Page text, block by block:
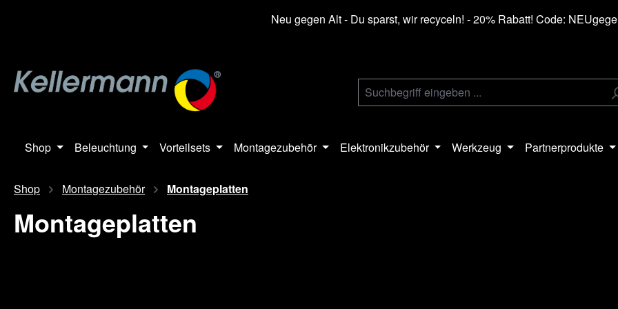
Neu gegen Alt - Du sparst, wir recyceln! - 20% Rabatt! Code:
Shop Beleuchtung Vorteilsets Montagezubehör Elektronikzubehör Werkzeug Partnerprodukte
Shop Montagezubehör Montageplatten
Montageplatten